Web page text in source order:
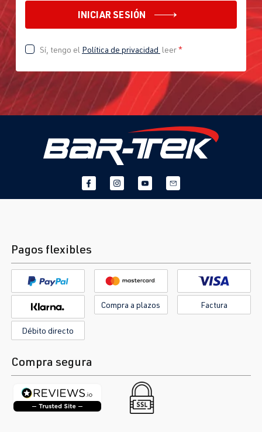
INICIAR SESIÓN
Sí, tengo el Política de privacidad leer*
Pagos flexibles
Compra a plazos Factura
Débito directo
Compra segura